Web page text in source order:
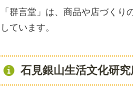
「群言堂」は、商品や店づく
しています。
石見銀山生活文化研究